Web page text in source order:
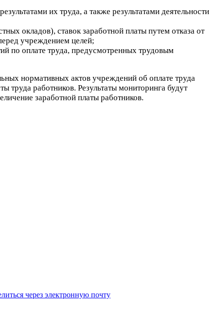
их труда, а также результатами деятельности
окладов), ставок заработной платы путем отказа от
учреждением целей;
по оплате труда, предусмотренных трудовым
нормативных актов учреждений об оплате труда
работников. Результаты мониторинга будут
заработной платы работников.
через электронную почту